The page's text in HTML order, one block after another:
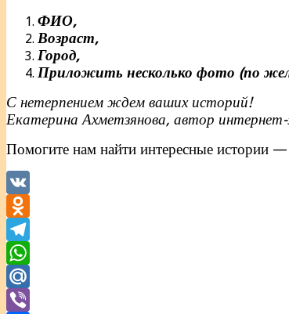
ФИО,
Возраст,
Город,
Приложить несколько фото (по
С нетерпением ждем ваших историй!
Екатерина Ахметзянова, автор
Помогите нам найти интересные истории —
VK
Odnoklassniki
Telegram
WhatsApp
Mail.Ru